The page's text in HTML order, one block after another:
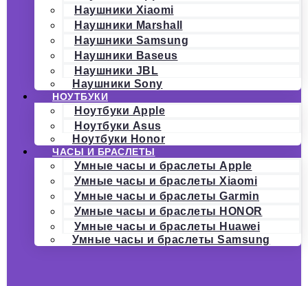
Наушники Xiaomi
Наушники Marshall
Наушники Samsung
Наушники Baseus
Наушники JBL
Наушники Sony
НОУТБУКИ
Ноутбуки Apple
Ноутбуки Asus
Ноутбуки Honor
ЧАСЫ И БРАСЛЕТЫ
Умные часы и браслеты Apple
Умные часы и браслеты Xiaomi
Умные часы и браслеты Garmin
Умные часы и браслеты HONOR
Умные часы и браслеты Huawei
Умные часы и браслеты Samsung